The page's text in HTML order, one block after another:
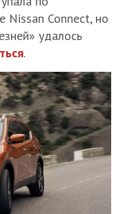
Nissan Connect, но
удалось
.